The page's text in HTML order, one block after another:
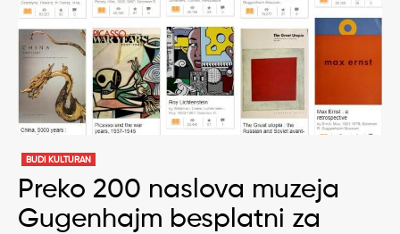
BUDI KULTURAN
Preko 200 naslova muzeja
Gugenhajm besplatni za